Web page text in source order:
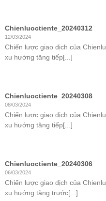
Chienluoctiente_20240312
12/03/2024
Chiến lược giao dịch của
xu hướng tăng tiếp[...]
Chienluoctiente_20240308
08/03/2024
Chiến lược giao dịch của
xu hướng tăng tiếp[...]
Chienluoctiente_20240306
06/03/2024
Chiến lược giao dịch của
xu hướng tăng trước[...]